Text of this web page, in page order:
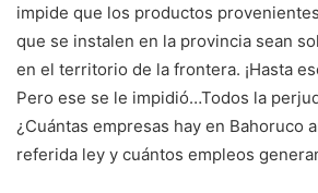
impide que los productos
que se instalen en la provincia sean
en el territorio de la frontera. ¡Hasta
Pero ese se le impidió…Todos la
¿Cuántas empresas hay en Bahoruco
referida ley y cuántos empleos